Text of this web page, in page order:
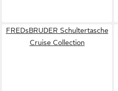
FREDsBRUDER Schultertasche
Cruise Collection